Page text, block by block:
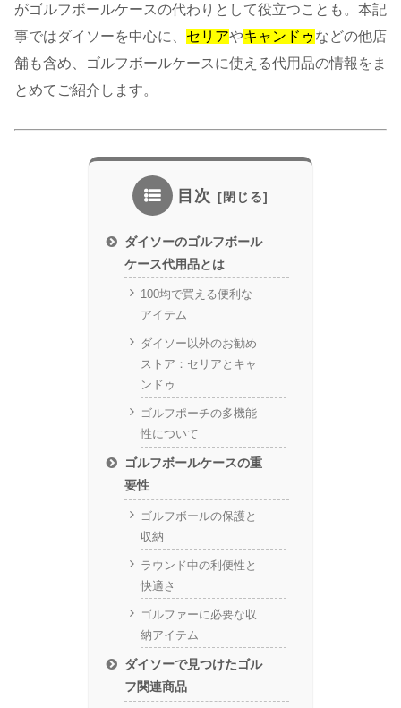
がゴルフボールケースの代わりとして役立つことも。本記
事ではダイソーを中心に、 セリアやキャンドゥ などの他店
舗も含め、ゴルフボールケースに使える代用品の情報をま
とめてご紹介します。
目次
ダイソーのゴルフボール
ケース代用品とは
100均で買える便利な
アイテム
ダイソー以外のお勧め
ストア：セリアとキャ
ンドゥ
ゴルフポーチの多機能
性について
ゴルフボールケースの重
要性
ゴルフボールの保護と
収納
ラウンド中の利便性と
快適さ
ゴルファーに必要な収
納アイテム
ダイソーで見つけたゴル
フ関連商品